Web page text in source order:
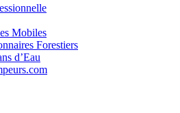
Mobiles
Forestiers
d’Eau